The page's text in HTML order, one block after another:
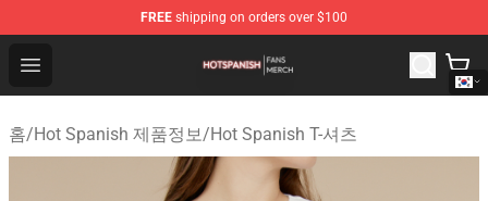
FREE shipping on orders over $100
Open menu
Hot Spanish Shop - Official Hot Spanish Merchandise
홈/Hot Spanish 제품정보/Hot Spanish T-셔츠